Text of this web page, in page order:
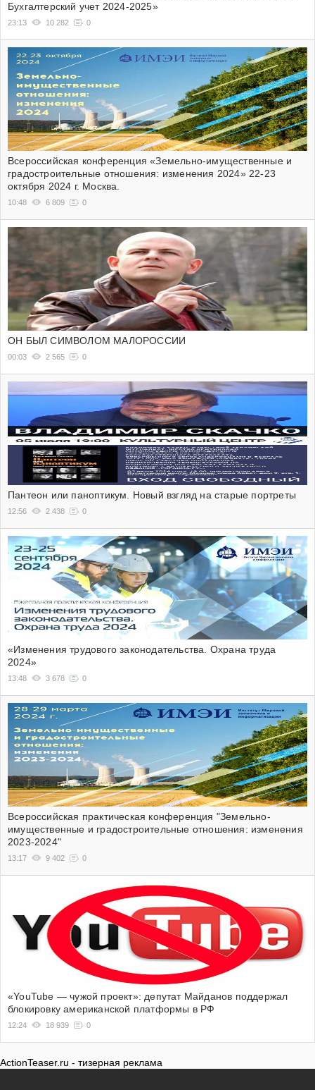
Бухгалтерский учет 2024-2025»
23:13 10 282 0
Всероссийская конференция «Земельно-имущественные и
градостроительные отношения: изменения 2024» 22-23
октября 2024 г. Москва.
10:48 6 809 0
ОН БЫЛ СИМВОЛОМ МАЛОРОССИИ
00:03 2 565 0
Пантеон или паноптикум. Новый взгляд на старые портреты
12:56 2 438 0
«Изменения трудового законодательства. Охрана труда
2024»
13:48 3 678 0
Всероссийская практическая конференция "Земельно-
имущественные и градостроительные отношения: изменения
2023-2024"
13:17 9 402 0
«YouTube — чужой проект»: депутат Майданов поддержал
блокировку американской платформы в РФ
12:24 18 939 0
ActionTeaser.ru - тизерная реклама